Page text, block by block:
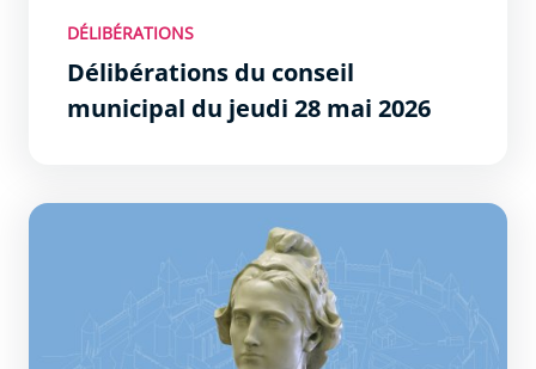
DÉLIBÉRATIONS
Délibérations du conseil
municipal du jeudi 28 mai 2026
Délibérations du conseil municipal du jeudi 30 avril 2026